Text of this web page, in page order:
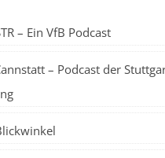
– Ein VfB Podcast
– Podcast der